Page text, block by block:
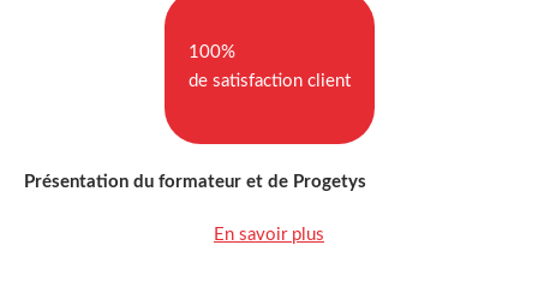
100%
de satisfaction client
Présentation du formateur et de Progetys
En savoir plus